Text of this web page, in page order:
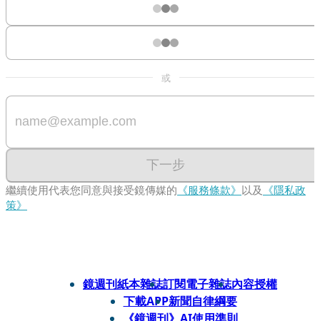
或
下一步
繼續使用代表您同意與接受鏡傳媒的 《服務條款》 以及 《隱私政
策》
鏡週刊紙本雜誌訂閱電子雜誌內容授權
下載APP新聞自律綱要